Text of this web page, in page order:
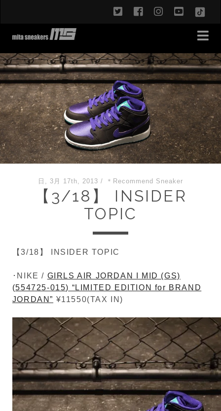
twitterfacebookinstagram
日, 3月 17th, 2013 / ＊Recommend Sneaker
【3/18】 INSIDER
TOPIC
【3/18】 INSIDER TOPIC
･NIKE / GIRLS AIR JORDAN I MID (GS)
(554725-015) “LIMITED EDITION for BRAND
JORDAN” ¥11550(TAX IN)